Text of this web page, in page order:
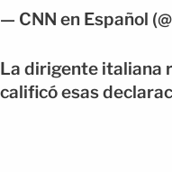
— CNN en Español
La dirigente italiana
calificó esas